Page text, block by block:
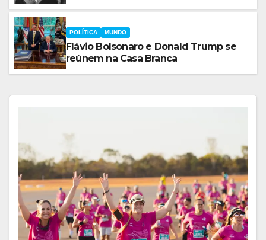
POLÍTICA MUNDO
Flávio Bolsonaro e Donald Trump se
reúnem na Casa Branca